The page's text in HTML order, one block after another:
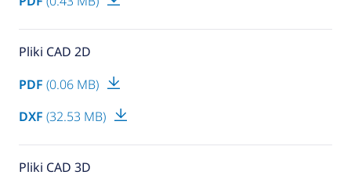
Pliki CAD 2D
PDF (0.06 MB)
DXF (32.53 MB)
Pliki CAD 3D